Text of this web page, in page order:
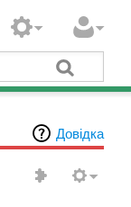
Довідка